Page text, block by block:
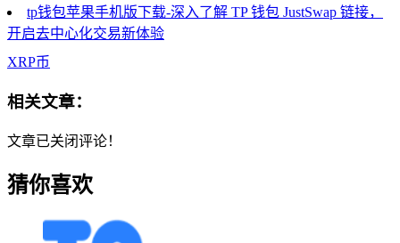
tp钱包苹果手机版下载-深入了解 TP 钱包 JustSwap 链接，
开启去中心化交易新体验
XRP币
相关文章：
文章已关闭评论！
猜你喜欢